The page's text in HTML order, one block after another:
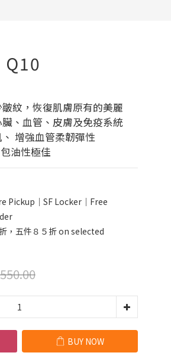
紋，恢復肌膚原有的美麗
、血管、皮膚及免疫系統
增強血管柔韌彈性
油性極佳
Pickup｜SF Locker｜Free
，五件８５折 on selected
BUY NOW